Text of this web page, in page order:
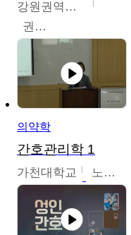
강원권역센터
권보인
의약학
간호관리학 1
가천대학교 노원정